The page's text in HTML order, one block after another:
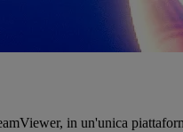
in un'unica